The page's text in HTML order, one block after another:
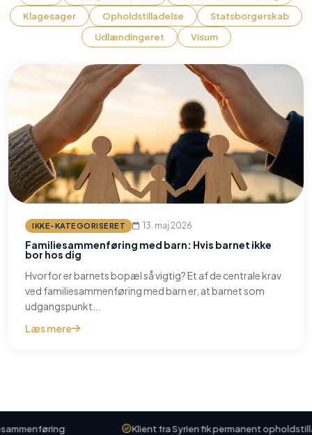
Klagesager
Opholdstilladelse
Statsborgerskab
Udlændingeret
Visum
IKKE-KATEGORISERET 13. maj 2026
Ikke-
kategoriseret
Familiesammenføring med barn: Hvis barnet ikke
bor hos dig
Hvorfor er barnets bopæl så vigtig? Et af de centrale krav
ved familiesammenføring med barn er, at barnet som
udgangspunkt...
Læs mere
Klient fra Syrien fik permanent